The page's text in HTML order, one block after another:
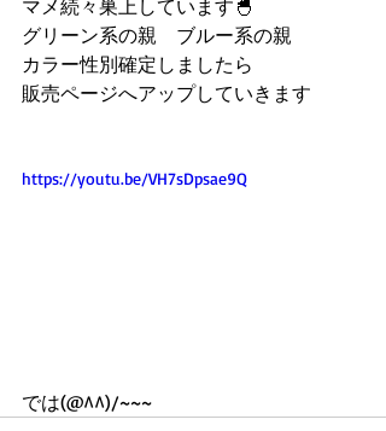
マメ続々巣上しています🐣
グリーン系の親　ブルー系の親
カラー性別確定しましたら
販売ページへアップしていきます
https://youtu.be/VH7sDpsae9Q
では(@^^)/~~~